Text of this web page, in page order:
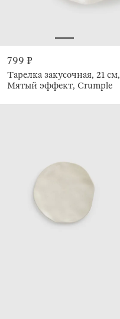
799 ₽
Тарелка закусочная, 21 см,
Мятый эффект, Crumple